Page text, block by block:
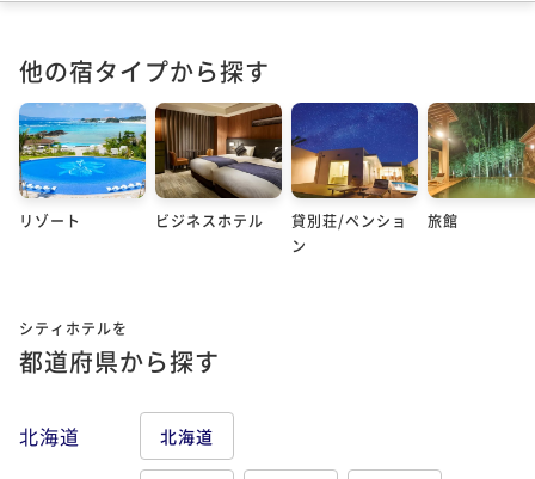
他の宿タイプから探す
リゾート ビジネスホテル
貸別荘/ペンショ
ン
旅館
シティホテルを
都道府県から探す
北海道 北海道